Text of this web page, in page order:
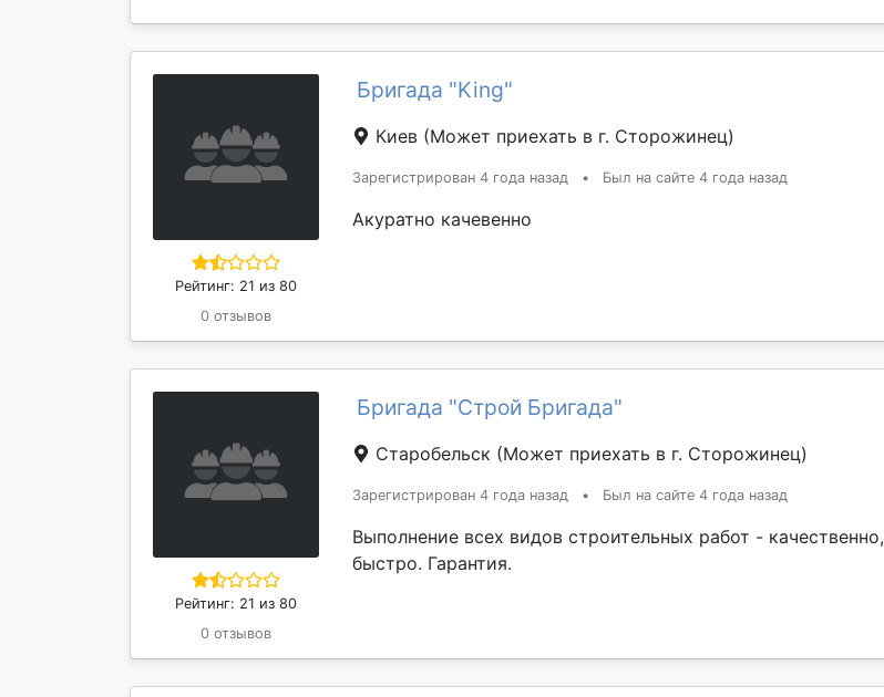
Рейтинг: 21 из 80
0 отзывов
Бригада "King"
Киев (Может приехать в г. Сторожинец)
Зарегистрирован 4 года назад • Был на сайте 4 года назад
Акуратно качевенно
Рейтинг: 21 из 80
0 отзывов
Бригада "Строй Бригада"
Старобельск (Может приехать в г. Сторожинец)
Зарегистрирован 4 года назад • Был на сайте 4 года назад
Выполнение всех видов строительных работ - качественно,
быстро. Гарантия.